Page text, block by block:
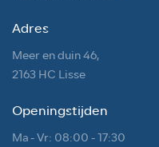
Adres
Meer en duin 46,
2163 HC Lisse
Openingstijden
Ma - Vr: 08:00 - 17:30